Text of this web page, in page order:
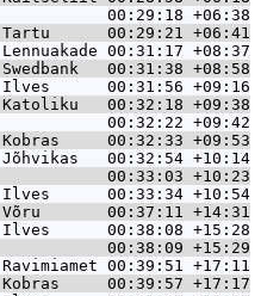
00:29:18 +06:38
00:29:21 +06:41
00:31:17 +08:37
00:31:38 +08:58
00:31:56 +09:16
00:32:18 +09:38
00:32:22 +09:42
00:32:33 +09:53
00:32:54 +10:14
00:33:03 +10:23
00:33:34 +10:54
00:37:11 +14:31
00:38:08 +15:28
00:38:09 +15:29
00:39:51 +17:11
00:39:57 +17:17